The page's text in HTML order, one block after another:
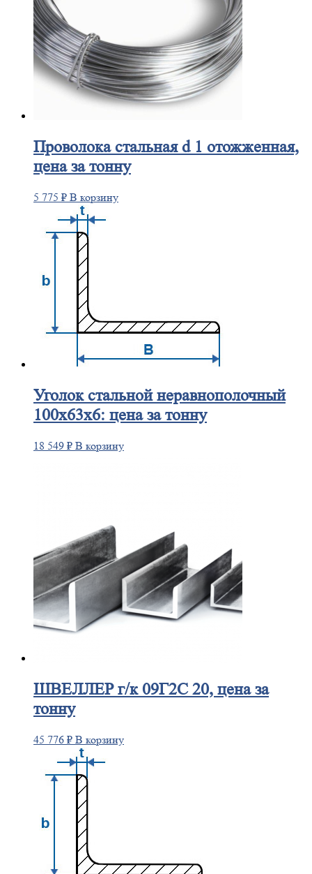
Проволокастальная d 1 отожженная,
цена за тонну
5 775 ₽ В корзину
Уголокстальной неравнополочный
100х63х6: цена за тонну
18 549 ₽ В корзину
ШВЕЛЛЕРг/к 09Г2С 20, цена за
тонну
45 776 ₽ В корзину